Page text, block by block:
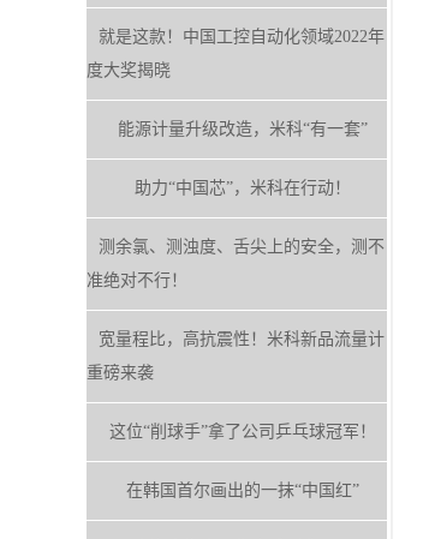
就是这款！中国工控自动化领域2022年
度大奖揭晓
能源计量升级改造，米科“有一套”
助力“中国芯”，米科在行动！
测余氯、测浊度、舌尖上的安全，测不
准绝对不行！
宽量程比，高抗震性！米科新品流量计
重磅来袭
这位“削球手”拿了公司乒乓球冠军！
在韩国首尔画出的一抹“中国红”